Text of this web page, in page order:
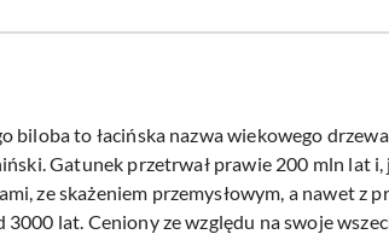
biloba to łacińska nazwa wiekowego
Gatunek przetrwał prawie 200 mln lat
ze skażeniem przemysłowym, a nawet z
3000 lat. Ceniony ze względu na swoje